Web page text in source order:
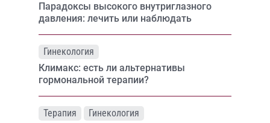
Парадоксы высокого внутриглазного
давления: лечить или наблюдать
Гинекология
Климакс: есть ли альтернативы
гормональной терапии?
Терапия
Гинекология